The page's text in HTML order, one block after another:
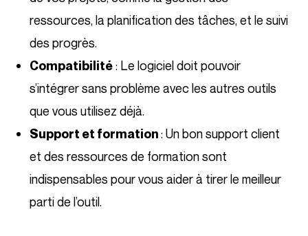
ressources, la planification des tâches, et le suivi
des progrès.
Compatibilité: Le logiciel doit pouvoir
s’intégrer sans problème avec les autres outils
que vous utilisez déjà.
Support et formation: Un bon support client
et des ressources de formation sont
indispensables pour vous aider à tirer le meilleur
parti de l’outil.